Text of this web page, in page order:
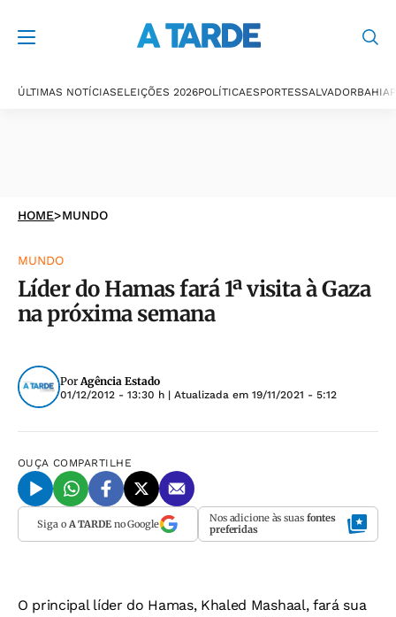
ÚLTIMAS NOTÍCIASELEIÇÕES 2026POLÍTICAESPORTESSALVADORBAHIA
HOME>MUNDO
MUNDO
Líder do Hamas fará 1ª visita à Gaza
na próxima semana
PorAgência Estado
01/12/2012 - 13:30 h | Atualizada em 19/11/2021 - 5:12
OUÇA COMPARTILHE
Siga o A TARDEno Google Nos adicione às suas fontes
preferidas
O principal líder do Hamas, Khaled Mashaal, fará sua